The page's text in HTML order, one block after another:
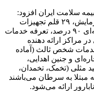
سلامت ایران افزود:
همچنین ۷ قلم تصویربرداری، ۵۶ قلم آزمایش، ۲۹ قلم تجهیزات
مرتبط با درمان ناباروری با پوشش بیمه‌ای ۹۰ درصد، تعرفه خدمات
مراکز ارائه دهنده
خدمات شخص ثالث (آماده
و جنین اهدایی،
مثلی (تخمک، تخمدان،
مبتلا به سرطان می‌باشند
ارائه می‌شود.